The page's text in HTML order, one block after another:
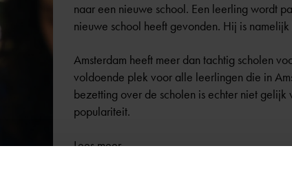
naar een nieuwe school. Een leerling wordt
nieuwe school heeft gevonden. Hij is
Amsterdam heeft meer dan tachtig scholen
voldoende plek voor alle leerlingen die in
bezetting over de scholen is echter niet
populariteit.
Lees meer.